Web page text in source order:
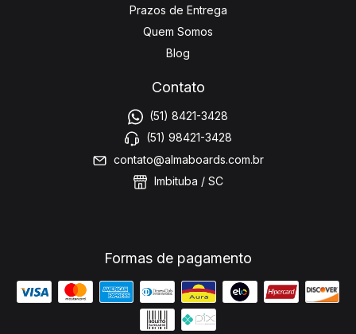
Prazos de Entrega
Quem Somos
Blog
Contato
(51) 8421-3428
(51) 98421-3428
contato@almaboards.com.br
Imbituba / SC
Formas de pagamento